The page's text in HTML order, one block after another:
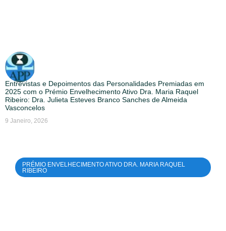
Entrevistas e Depoimentos das Personalidades Premiadas em
2025 com o Prémio Envelhecimento Ativo Dra. Maria Raquel
Ribeiro: Dra. Julieta Esteves Branco Sanches de Almeida
Vasconcelos
9 Janeiro, 2026
PRÉMIO ENVELHECIMENTO ATIVO DRA. MARIA RAQUEL
RIBEIRO